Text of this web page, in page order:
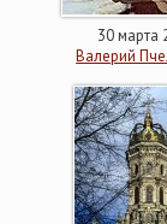
30 марта
Валерий